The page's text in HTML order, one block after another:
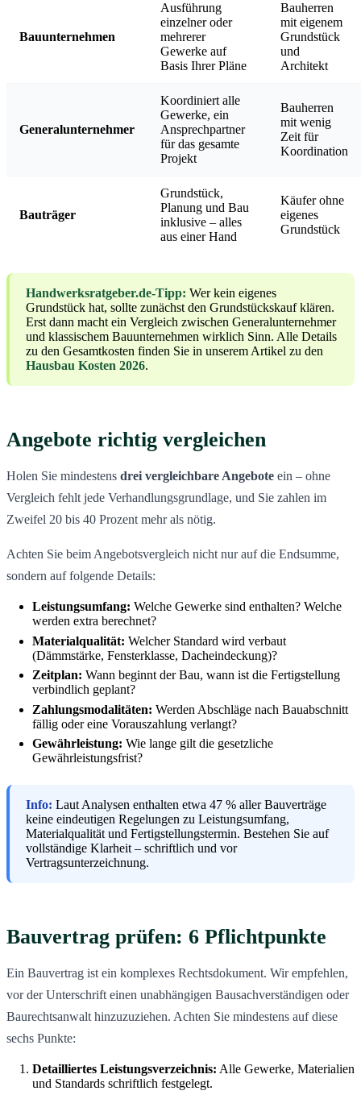
Bauunternehmen
Ausführung
einzelner oder
mehrerer
Gewerke auf
Basis Ihrer Pläne
Bauherren
mit eigenem
Grundstück
und
Architekt
Generalunternehmer
Koordiniert alle
Gewerke, ein
Ansprechpartner
für das gesamte
Projekt
Bauherren
mit wenig
Zeit für
Koordination
Bauträger
Grundstück,
Planung und Bau
inklusive – alles
aus einer Hand
Käufer ohne
eigenes
Grundstück
Handwerksratgeber.de-Tipp: Wer kein eigenes
Grundstück hat, sollte zunächst den Grundstückskauf klären.
Erst dann macht ein Vergleich zwischen Generalunternehmer
und klassischem Bauunternehmen wirklich Sinn. Alle Details
zu den Gesamtkosten finden Sie in unserem Artikel zu den
Hausbau Kosten 2026.
Angebote richtig vergleichen
Holen Sie mindestens drei vergleichbare Angebote ein – ohne
Vergleich fehlt jede Verhandlungsgrundlage, und Sie zahlen im
Zweifel 20 bis 40 Prozent mehr als nötig.
Achten Sie beim Angebotsvergleich nicht nur auf die Endsumme,
sondern auf folgende Details:
Leistungsumfang: Welche Gewerke sind enthalten? Welche
werden extra berechnet?
Materialqualität: Welcher Standard wird verbaut
(Dämmstärke, Fensterklasse, Dacheindeckung)?
Zeitplan: Wann beginnt der Bau, wann ist die Fertigstellung
verbindlich geplant?
Zahlungsmodalitäten: Werden Abschläge nach Bauabschnitt
fällig oder eine Vorauszahlung verlangt?
Gewährleistung: Wie lange gilt die gesetzliche
Gewährleistungsfrist?
Info: Laut Analysen enthalten etwa 47 % aller Bauverträge
keine eindeutigen Regelungen zu Leistungsumfang,
Materialqualität und Fertigstellungstermin. Bestehen Sie auf
vollständige Klarheit – schriftlich und vor
Vertragsunterzeichnung.
Bauvertrag prüfen: 6 Pflichtpunkte
Ein Bauvertrag ist ein komplexes Rechtsdokument. Wir empfehlen,
vor der Unterschrift einen unabhängigen Bausachverständigen oder
Baurechtsanwalt hinzuzuziehen. Achten Sie mindestens auf diese
sechs Punkte:
Detailliertes Leistungsverzeichnis: Alle Gewerke, Materialien
und Standards schriftlich festgelegt.